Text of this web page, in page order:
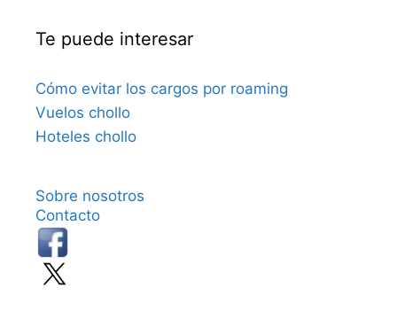
Te puede interesar
Cómo evitar los cargos por roaming
Vuelos chollo
Hoteles chollo
Sobre nosotros
Contacto